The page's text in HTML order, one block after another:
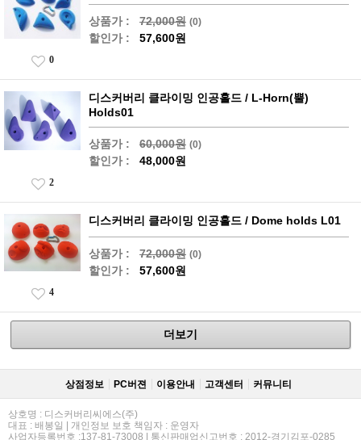
상품가 : 72,000원 (0)
할인가 : 57,600원
0
디스커버리 클라이밍 인공홀드 / L-Horn(뿔)
Holds01
상품가 : 60,000원 (0)
할인가 : 48,000원
2
디스커버리 클라이밍 인공홀드 / Dome holds L01
상품가 : 72,000원 (0)
할인가 : 57,600원
4
더보기
상점정보 PC버젼 이용안내 고객센터 커뮤니티
상호명 : 디스커버리씨에스(주)
대표 : 배봉일 | 개인정보 보호 책임자 : 운영자
사업자등록번호 :137-81-73008 | 통신판매업신고번호 : 2012-경기김포-0285